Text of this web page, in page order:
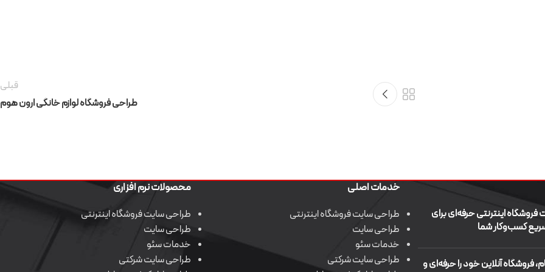
قبلی
طراحی فروشگاه لوازم خانگی ارون هوم
طراحی سایت فروشگاه اینترنتی
طراحی و برنامه نویسی وب سایت و اپلیکیشن
فروشگاه اینترنتی الی 24
طراحی سایت
اختصاصی
طراحی سایت
شرکتی
طراحی سایت فروشگاه
اینترنتی
طراحی و برنامه نویسی وب سایت شرکتی و
فروشگاهی کیمیا پرتو دندان
اینترنتی حرفه‌ای برای
کسب‌وکار شما
فروشگاه آنلاین خود را حرفه‌ای و
خدمات اصلی
طراحی سایت فروشگاه اینترنتی
طراحی سایت
خدمات سئو
طراحی سایت شرکتی
محصولات نرم افزاری
طراحی سایت فروشگاه اینترنتی
طراحی سایت
خدمات سئو
طراحی سایت شرکتی